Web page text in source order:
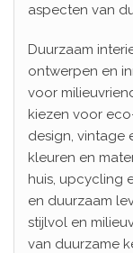
aspecten van
Duurzaam
ontwerpen en
voor
kiezen voor
design, vintage
kleuren en
huis, upcycling
en duurzaam
stijlvol en
van duurzame